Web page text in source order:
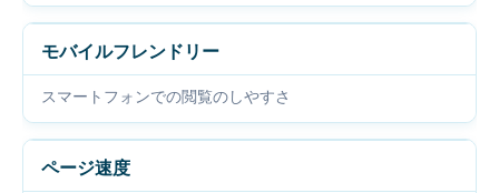
モバイルフレンドリー
スマートフォンでの閲覧のしやすさ
ページ速度